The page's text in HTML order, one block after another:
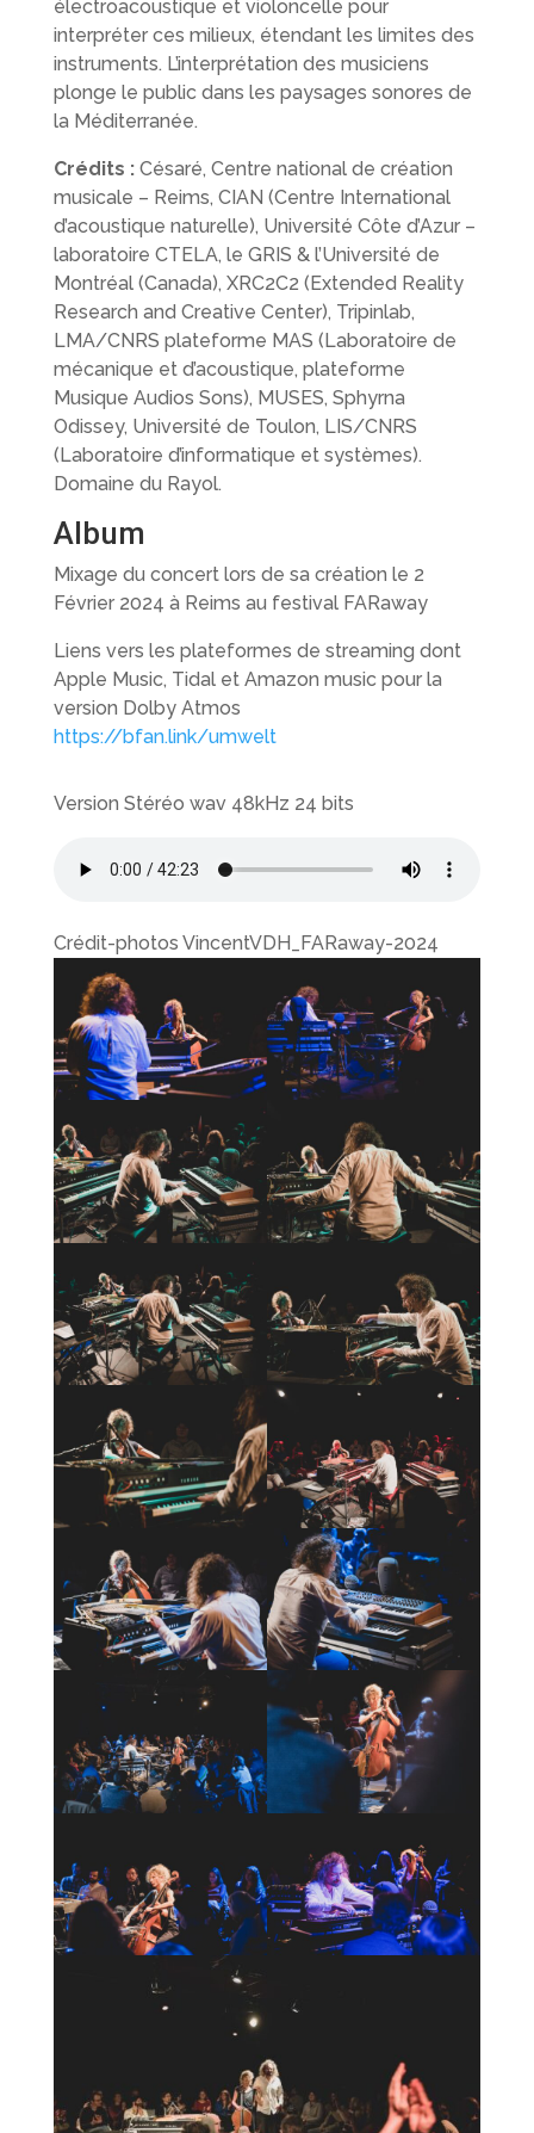
électroacoustique et violoncelle pour
interpréter ces milieux, étendant les limites des
instruments. L’interprétation des musiciens
plonge le public dans les paysages sonores de
la Méditerranée.
Crédits :Césaré, Centre national de création
musicale – Reims, CIAN (Centre International
d’acoustique naturelle), Université Côte d’Azur –
laboratoire CTELA, le GRIS & l’Université de
Montréal (Canada), XRC2C2 (Extended Reality
Research and Creative Center), Tripinlab,
LMA/CNRS plateforme MAS (Laboratoire de
mécanique et d’acoustique, plateforme
Musique Audios Sons), MUSES, Sphyrna
Odissey, Université de Toulon, LIS/CNRS
(Laboratoire d’informatique et systèmes).
Domaine du Rayol.
Album
Mixage du concert lors de sa création le 2
Février 2024 à Reims au festival FARaway
Liens vers les plateformes de streaming dont
Apple Music, Tidal et Amazon music pour la
version Dolby Atmos
https://bfan.link/umwelt
Version Stéréo wav 48kHz 24 bits
Crédit-photos VincentVDH_FARaway-2024